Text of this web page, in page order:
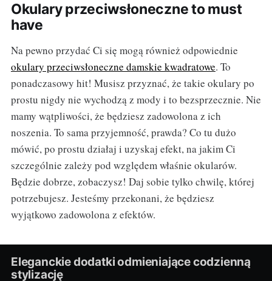
Okulary przeciwsłoneczne to must
have
Na pewno przydać Ci się mogą również odpowiednie
okulary przeciwsłoneczne damskie kwadratowe. To
ponadczasowy hit! Musisz przyznać, że takie okulary po
prostu nigdy nie wychodzą z mody i to bezsprzecznie. Nie
mamy wątpliwości, że będziesz zadowolona z ich
noszenia. To sama przyjemność, prawda? Co tu dużo
mówić, po prostu działaj i uzyskaj efekt, na jakim Ci
szczególnie zależy pod względem właśnie okularów.
Będzie dobrze, zobaczysz! Daj sobie tylko chwilę, której
potrzebujesz. Jesteśmy przekonani, że będziesz
wyjątkowo zadowolona z efektów.
Eleganckie dodatki odmieniające codzienną
stylizację